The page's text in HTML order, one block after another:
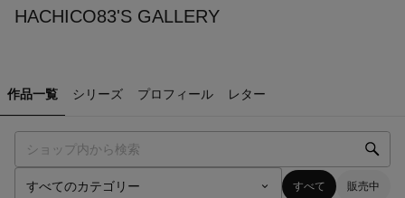
HACHICO83'S GALLERY
作品一覧 シリーズ プロフィール レター
すべて 販売中